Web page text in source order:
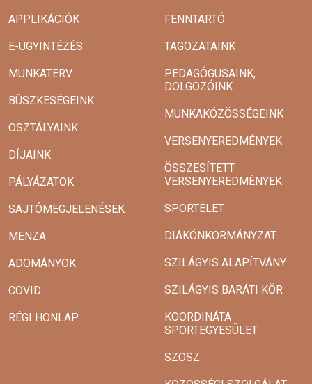
APPLIKÁCIÓK
E-ÜGYINTÉZÉS
MUNKATERV
BÜSZKESÉGEINK
OSZTÁLYAINK
DÍJAINK
PÁLYÁZATOK
SAJTÓMEGJELENÉSEK
MENZA
ADOMÁNYOK
COVID
RÉGI HONLAP
FENNTARTÓ
TAGOZATAINK
PEDAGÓGUSAINK,
DOLGOZÓINK
MUNKAKÖZÖSSÉGEINK
VERSENYEREDMÉNYEK
ÖSSZESÍTETT
VERSENYEREDMÉNYEK
SPORTÉLET
DIÁKÖNKORMÁNYZAT
SZILÁGYIS ALAPÍTVÁNY
SZILÁGYIS BARÁTI KÖR
KOORDINÁTA
SPORTEGYESÜLET
SZÖSZ